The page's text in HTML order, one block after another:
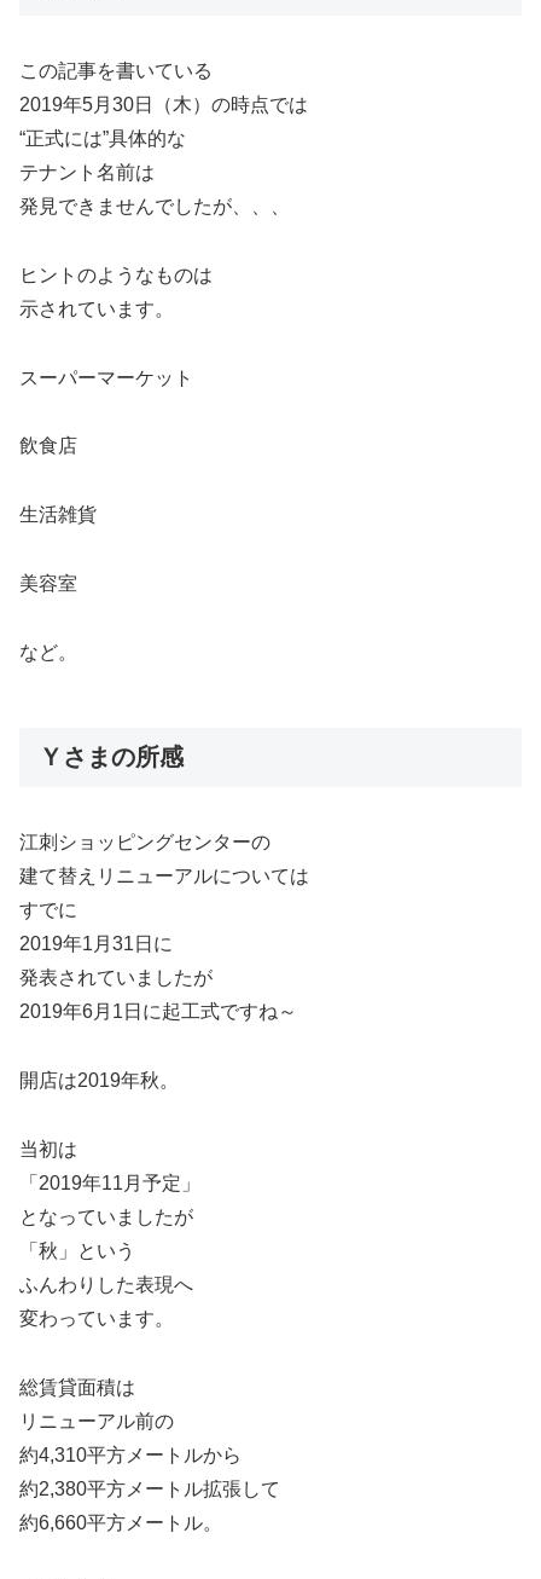
この記事を書いている
2019年5月30日（木）の時点では
“正式には”具体的な
テナント名前は
発見できませんでしたが、、、
ヒントのようなものは
示されています。
スーパーマーケット
飲食店
生活雑貨
美容室
など。
Ｙさまの所感
江刺ショッピングセンターの
建て替えリニューアルについては
すでに
2019年1月31日に
発表されていましたが
2019年6月1日に起工式ですね～
開店は2019年秋。
当初は
「2019年11月予定」
となっていましたが
「秋」という
ふんわりした表現へ
変わっています。
総賃貸面積は
リニューアル前の
約4,310平方メートルから
約2,380平方メートル拡張して
約6,660平方メートル。